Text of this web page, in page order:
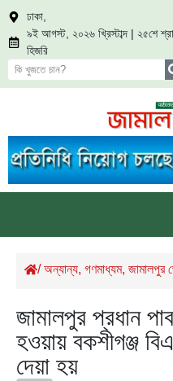
ঢাকা,
৯ই আগস্ট, ২০২৬ খ্রিস্টাব্দ | ২৫শে
হিজরি
/অন্যান্য, গণমাধ্যম, জামালপুর
জামালপুর প্রধান
হওয়ায় বকশীগঞ্জ
দেয়া হয়